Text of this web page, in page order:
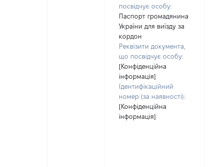
посвідчує особу:
Паспорт громадянина
України для виїзду за
кордон
Реквізити документа,
що посвідчує особу:
[Конфіденційна
інформація]
Ідентифікаційний
номер (за наявності):
[Конфіденційна
інформація]